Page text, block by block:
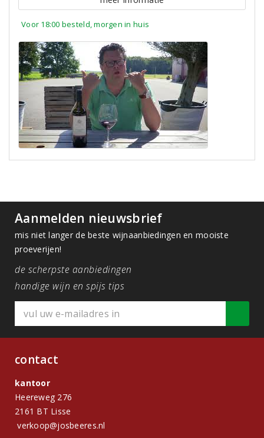
Voor 18:00 besteld, morgen in huis
Aanmelden nieuwsbrief
mis niet langer de beste wijnaanbiedingen en mooiste
proeverijen!
de scherpste aanbiedingen
handige wijn en spijs tips
contact
kantoor
Heereweg 276
2161 BT Lisse
verkoop@josbeeres.nl